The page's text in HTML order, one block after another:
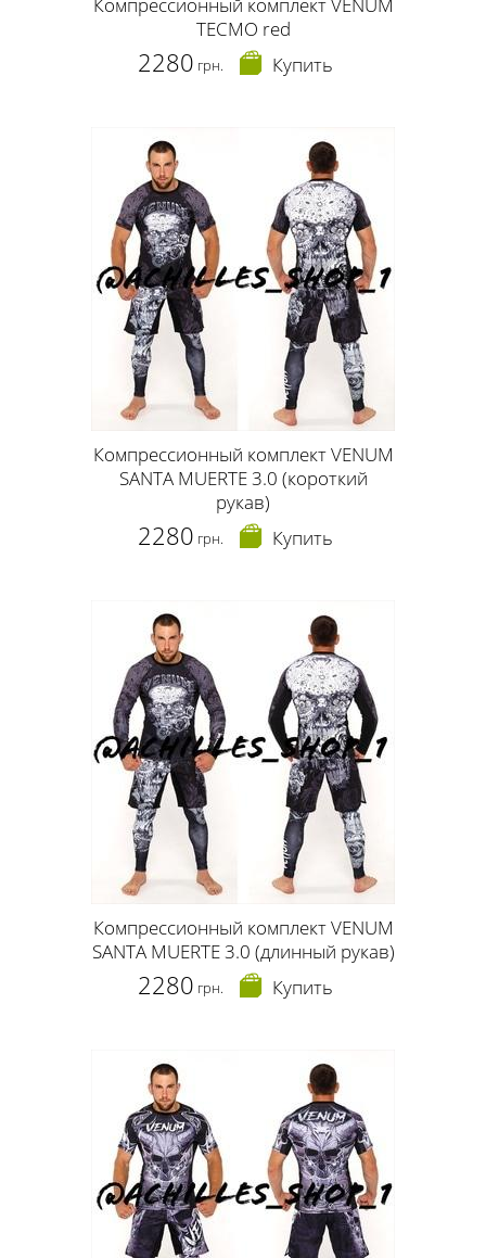
TECMO red
2280 грн. Купить
Компрессионный комплект VENUM
SANTA MUERTE 3.0 (короткий
рукав)
2280 грн. Купить
Компрессионный комплект VENUM
SANTA MUERTE 3.0 (длинный рукав)
2280 грн. Купить